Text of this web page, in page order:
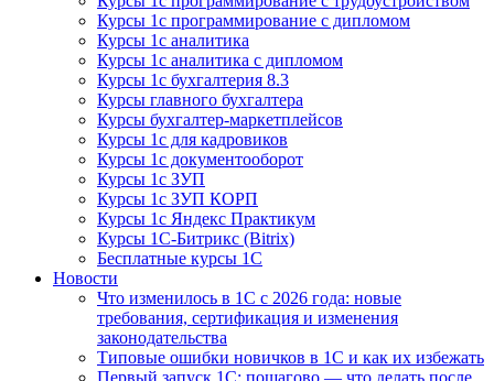
Курсы 1с программирование с дипломом
Курсы 1с аналитика
Курсы 1с аналитика с дипломом
Курсы 1с бухгалтерия 8.3
Курсы главного бухгалтера
Курсы бухгалтер-маркетплейсов
Курсы 1с для кадровиков
Курсы 1с документооборот
Курсы 1с ЗУП
Курсы 1с ЗУП КОРП
Курсы 1с Яндекс Практикум
Курсы 1С-Битрикс (Bitrix)
Бесплатные курсы 1С
Новости
Что изменилось в 1С с 2026 года: новые
требования, сертификация и изменения
законодательства
Типовые ошибки новичков в 1С и как их избежать
Первый запуск 1С: пошагово — что делать после